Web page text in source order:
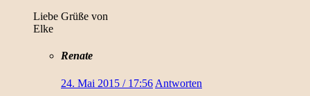
Liebe Grüße von
Elke
Renate
24. Mai 2015 / 17:56 Antworten